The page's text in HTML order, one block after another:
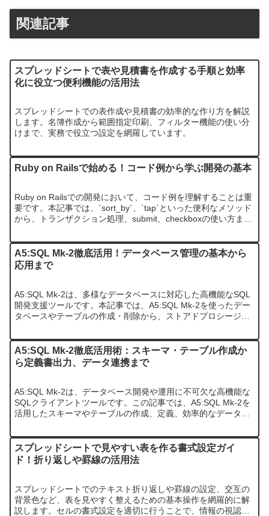
関連記事
スプレッドシートで表や見積書を作成する手順と効率
化に役立つ便利機能の活用法
スプレッドシートでの表作成や見積書の効率的な作り方を解説
します。名簿作成から範囲指定印刷、フィルター機能の使い分
けまで、実務で役立つ設定を網羅しています。
Ruby on Railsで始める！コード例から学ぶ開発の基本
Ruby on Railsでの開発において、コード例を理解することは重
要です。本記事では、`sort_by`、`tap`といった便利なメソッド
から、トランザクション処理、submit、checkboxの使い方ま
A5:SQL Mk-2徹底活用！データベース管理の基本から
応用まで
A5:SQL Mk-2は、多様なデータベースに対応した高機能なSQL
開発支援ツールです。本記事では、A5:SQL Mk-2を使ったデー
タベースやテーブルの作成・削除から、ストアドプロシージャ
A5:SQL Mk-2徹底活用術：スキーマ・テーブル作成か
ら定義書出力、データ連携まで
A5:SQL Mk-2は、データベース開発や運用に不可欠な高機能な
SQLクライアントツールです。この記事では、A5:SQL Mk-2を
活用したスキーマやテーブルの作成、定義、効率的なデータ連
スプレッドシートで見やすい表を作る書式設定ガイ
ド！折り返しや罫線の活用法
スプレッドシートでのテキスト折り返しや罫線の設定、交互の
背景色など、表を見やすく整えるための基本操作を網羅的に解
説します。セルの書式設定を適切に行うことで、情報の視認性